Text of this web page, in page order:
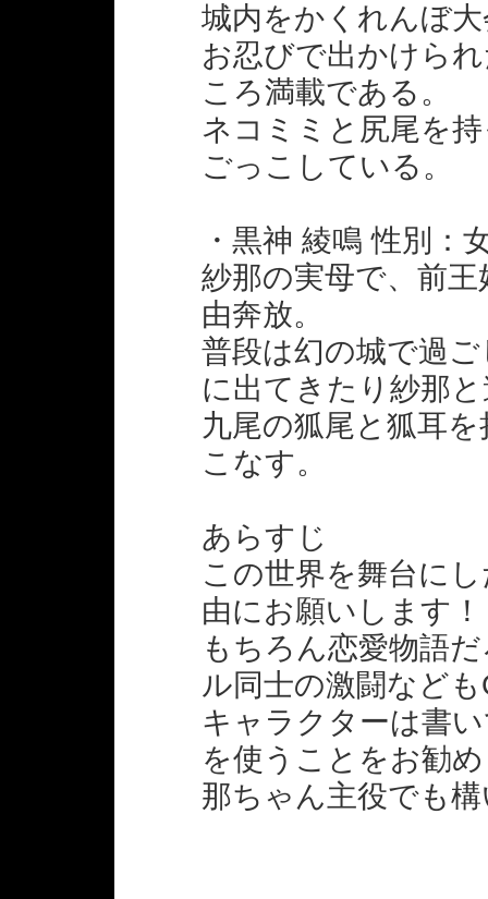
城内をかくれんぼ
お忍びで出かけら
ころ満載である。
ネコミミと尻尾を
ごっこしている。
・黒神 綾鳴 性別：
紗那の実母で、前
由奔放。
普段は幻の城で過
に出てきたり紗那
九尾の狐尾と狐耳
こなす。
あらすじ
この世界を舞台に
由にお願いします！
もちろん恋愛物語
ル同士の激闘など
キャラクターは書
を使うことをお勧
那ちゃん主役でも